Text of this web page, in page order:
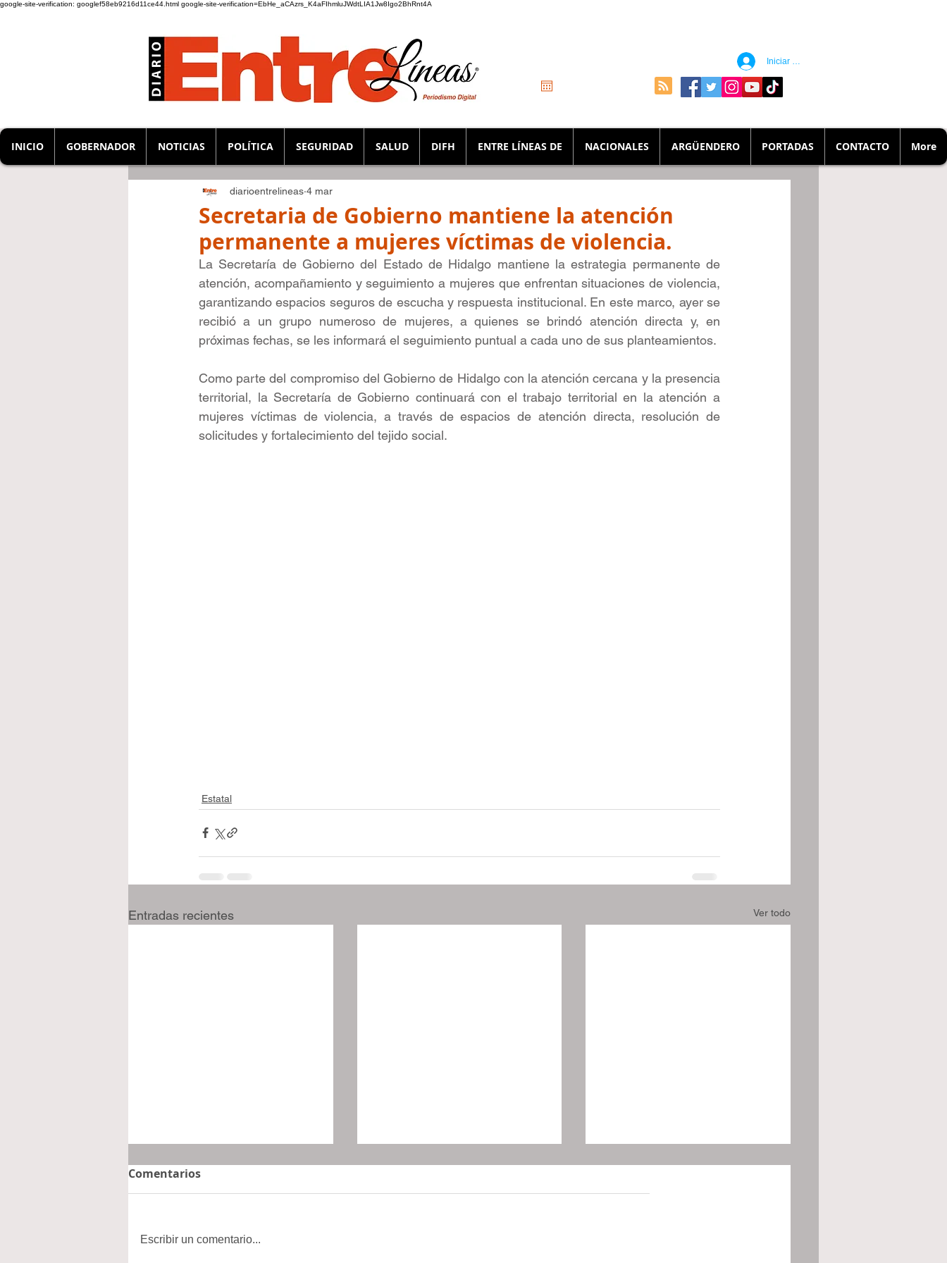
google-site-verification: googlef58eb9216d11ce44.html google-site-verification=EbHe_aCAzrs_K4aFIhmluJWdtLIA1Jw8Igo2BhRnt4A
Iniciar sesión
INICIO GOBERNADOR NOTICIAS POLÍTICA SEGURIDAD SALUD DIFH ENTRE LÍNEAS DE NACIONALES ARGÜENDERO PORTADAS CONTACTO More
Secretaria de Gobierno mantiene la atención
permanente a mujeres víctimas de violencia.
diarioentrelineas 4 mar
La Secretaría de Gobierno del Estado de Hidalgo mantiene la estrategia permanente de
atención, acompañamiento y seguimiento a mujeres que enfrentan situaciones de violencia,
garantizando espacios seguros de escucha y respuesta institucional. En este marco, ayer se
recibió a un grupo numeroso de mujeres, a quienes se brindó atención directa y, en
próximas fechas, se les informará el seguimiento puntual a cada uno de sus planteamientos.
Como parte del compromiso del Gobierno de Hidalgo con la atención cercana y la presencia
territorial, la Secretaría de Gobierno continuará con el trabajo territorial en la atención a
mujeres víctimas de violencia, a través de espacios de atención directa, resolución de
solicitudes y fortalecimiento del tejido social.
Estatal
Entradas recientes Ver todo
Comentarios
Escribir un comentario...